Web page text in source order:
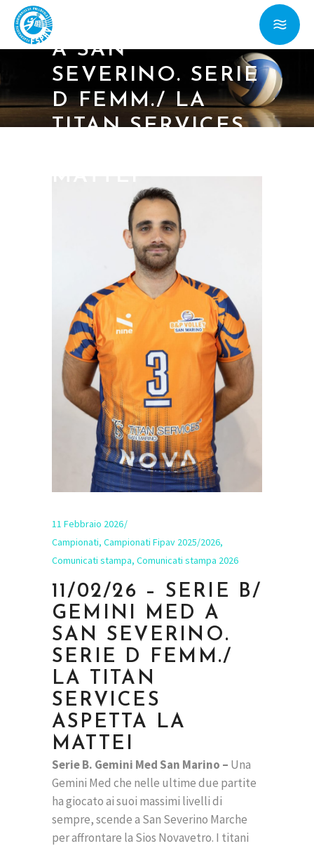
B/ GEMINI MED
A SAN
SEVERINO. SERIE
D FEMM./ LA
TITAN SERVICES
11 Febbraio 2026
Campionati, Campionati Fipav 2025/2026,
Comunicati stampa, Comunicati stampa 2026
11/02/26 – SERIE B/
GEMINI MED A
SAN SEVERINO.
SERIE D FEMM./
LA TITAN
SERVICES
ASPETTA LA
MATTEI
Serie B. Gemini Med San Marino – Una
Gemini Med che nelle ultime due partite
ha giocato ai suoi massimi livelli di
sempre, scende a San Severino Marche
per affrontare la Sios Novavetro. I titani